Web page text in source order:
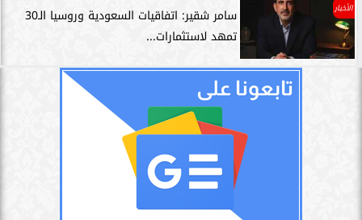
الأخبار
سامر شقير: اتفاقيات السعودية وروسيا الـ30
تمهد لاستثمارات...